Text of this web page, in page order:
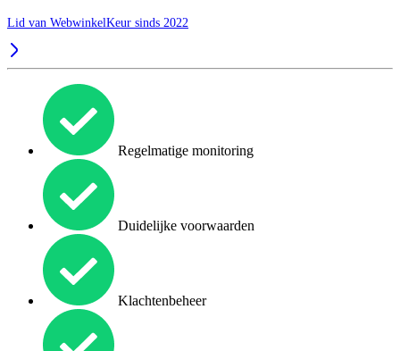
Lid van WebwinkelKeur sinds 2022
Regelmatige monitoring
Duidelijke voorwaarden
Klachtenbeheer